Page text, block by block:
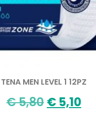
TENA MEN LEVEL 1 12PZ
€5,80 € 5,10